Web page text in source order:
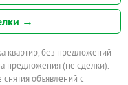
→
квартир, без предложений
предложения (не сделки).
объявлений с